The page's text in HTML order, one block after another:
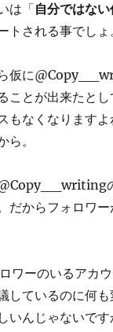
は「自分ではな
トされる事でしょ
仮に
ことが出来たと
もなくなります
ら。
だからフォロワー
ワーのいるアカ
しているのに何
いんじゃないです